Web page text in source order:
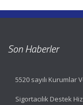
Son Haberler
5520 sayılı Kurumlar
Sigortacılık Destek